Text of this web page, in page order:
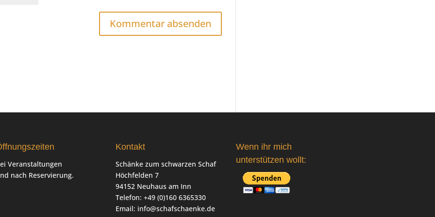
Veranstaltungen
nach Reservierung.
Kontakt
Schänke zum schwarzen Schaf
Höchfelden 7
94152 Neuhaus am Inn
Telefon: +49 (0)160 6365330
Email: info@schafschaenke.de
Wenn ihr mich
unterstützen wollt: